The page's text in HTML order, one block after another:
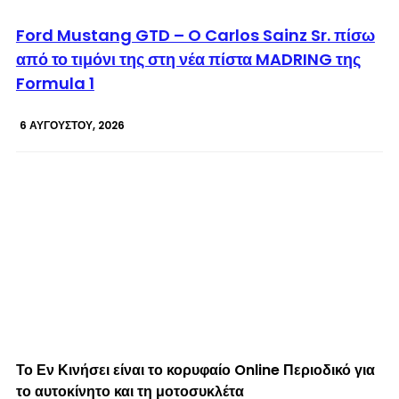
Ford Mustang GTD – O Carlos Sainz Sr. πίσω
από το τιμόνι της στη νέα πίστα MADRING της
Formula 1
6 ΑΥΓΟΎΣΤΟΥ, 2026
Το Εν Κινήσει είναι το κορυφαίο Online Περιοδικό για
το αυτοκίνητο και τη μοτοσυκλέτα